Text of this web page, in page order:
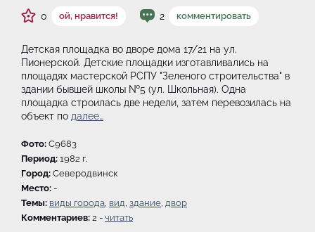
0 ой, нравится! 2 комментировать
Детская площадка во дворе дома 17/21 на ул.
Пионерской. Детские площадки изготавливались на
площадях мастерской РСПУ "Зеленого строительства" в
здании бывшей школы №5 (ул. Школьная). Одна
площадка строилась две недели, затем перевозилась на
объект по далее…
Фото: C9683
Период: 1982 г.
Город: Северодвинск
Место: -
Темы: виды города, вид, здание, двор
Комментариев: 2 - читать